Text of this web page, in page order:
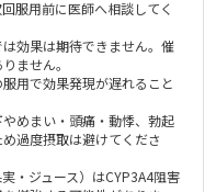
服用前に医師へ相談してく
効果は期待できません。催
ません。
用で効果発現が遅れること
めまい・頭痛・動悸、勃起
過度摂取は避けてくださ
・ジュース）はCYP3A4阻害